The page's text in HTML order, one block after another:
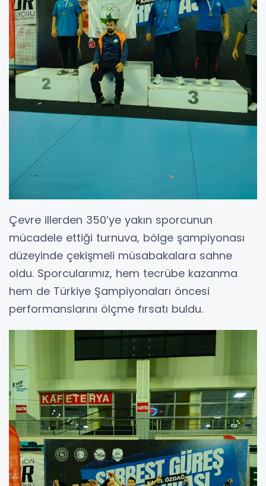
Çevre illerden 350’ye yakın sporcunun
mücadele ettiği turnuva, bölge şampiyonası
düzeyinde çekişmeli müsabakalara sahne
oldu. Sporcularımız, hem tecrübe kazanma
hem de Türkiye Şampiyonaları öncesi
performanslarını ölçme fırsatı buldu.